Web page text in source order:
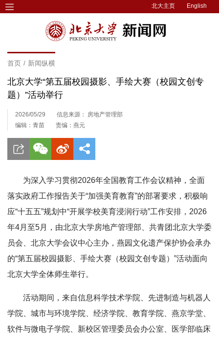
北大主页 English
首页 / 新闻纵横
北京大学“第五届校园摄影、手绘大赛（校园文创专
题）”活动举行
2026/05/29
信息来源： 房地产管理部
编辑：青苗
责编：燕元
为深入学习贯彻2026年全国教育工作会议精神，全面
落实政府工作报告关于“加强美育教育”的部署要求，积极响
应“十五五”规划中“开展学校美育浸润行动”工作安排，2026
年4月至5月，由北京大学房地产管理部、共青团北京大学委
员会、北京大学会议中心主办，燕园文化遗产保护协会承办
的“第五届校园摄影、手绘大赛（校园文创专题）”活动面向
北京大学全体师生举行。
活动期间，来自信息科学技术学院、先进制造与机器人
学院、城市与环境学院、经济学院、教育学院、燕京学堂、
软件与微电子学院、新校区管理委员会办公室、医学部临床